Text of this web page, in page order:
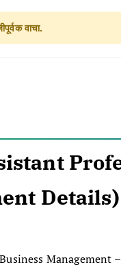
वाचा.
Details)
Management